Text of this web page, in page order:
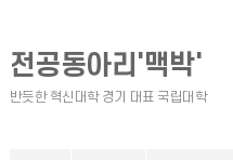
전공동아리'맥박'